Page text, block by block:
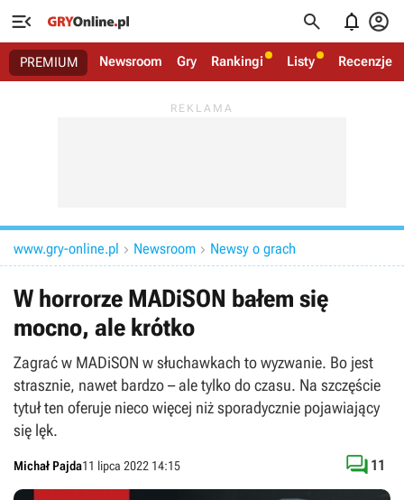
   
PREMIUM Newsroom Gry Rankingi Listy Recenzje
www.gry-online.pl  Newsroom  Newsy o grach
W horrorze MADiSON bałem się
mocno, ale krótko
Zagrać w MADiSON w słuchawkach to wyzwanie. Bo jest
strasznie, nawet bardzo – ale tylko do czasu. Na szczęście
tytuł ten oferuje nieco więcej niż sporadycznie pojawiający
się lęk.
Michał Pajda11 lipca 2022 14:15  11